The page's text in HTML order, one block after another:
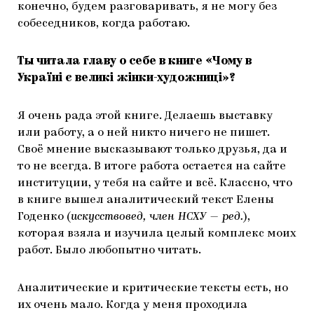
конечно, будем разговаривать, я не могу без
собеседников, когда работаю.
Ты читала главу о себе в книге «Чому в
Україні є великі жінки-художниці»?
Я очень рада этой книге. Делаешь выставку
или работу, а о ней никто ничего не пишет.
Своё мнение высказывают только друзья, да и
то не всегда. В итоге работа остается на сайте
институции, у тебя на сайте и всё. Классно, что
в книге вышел аналитический текст Елены
Годенко (искусствовед, член НСХУ — ред.),
которая взяла и изучила целый комплекс моих
работ. Было любопытно читать.
Аналитические и критические тексты есть, но
их очень мало. Когда у меня проходила